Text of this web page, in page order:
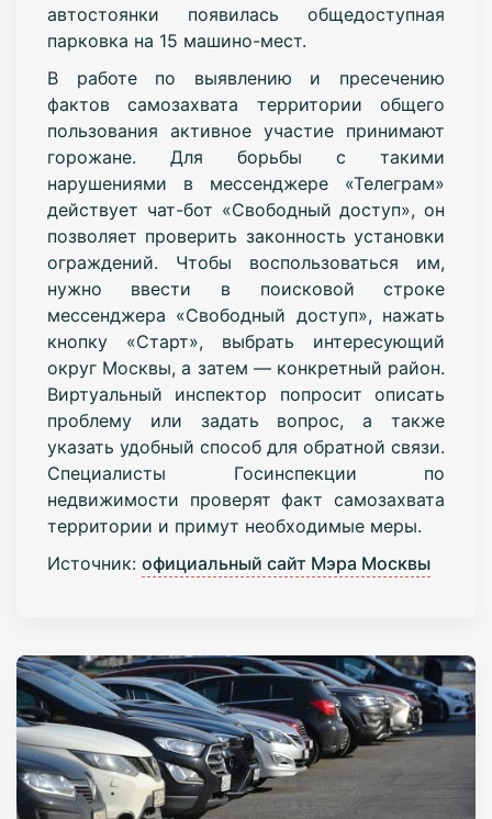
автостоянки появилась общедоступная
парковка на 15 машино-мест.
В работе по выявлению и пресечению
фактов самозахвата территории общего
пользования активное участие принимают
горожане. Для борьбы с такими
нарушениями в мессенджере «Телеграм»
действует чат-бот «Свободный доступ», он
позволяет проверить законность установки
ограждений. Чтобы воспользоваться им,
нужно ввести в поисковой строке
мессенджера «Свободный доступ», нажать
кнопку «Старт», выбрать интересующий
округ Москвы, а затем — конкретный район.
Виртуальный инспектор попросит описать
проблему или задать вопрос, а также
указать удобный способ для обратной связи.
Специалисты Госинспекции по
недвижимости проверят факт самозахвата
территории и примут необходимые меры.
Источник: официальный сайт Мэра Москвы